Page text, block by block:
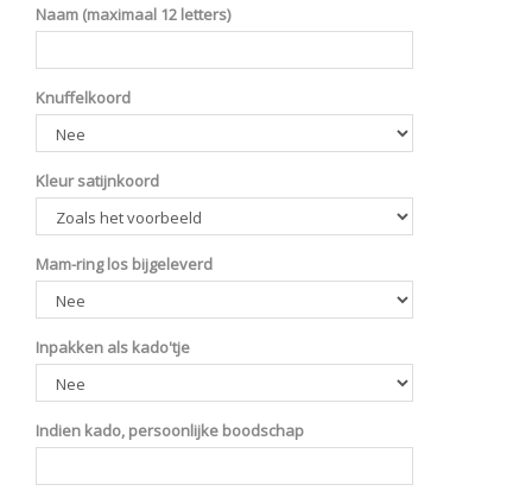
Naam (maximaal 12 letters)
Knuffelkoord
Kleur satijnkoord
Mam-ring los bijgeleverd
Inpakken als kado'tje
Indien kado, persoonlijke boodschap